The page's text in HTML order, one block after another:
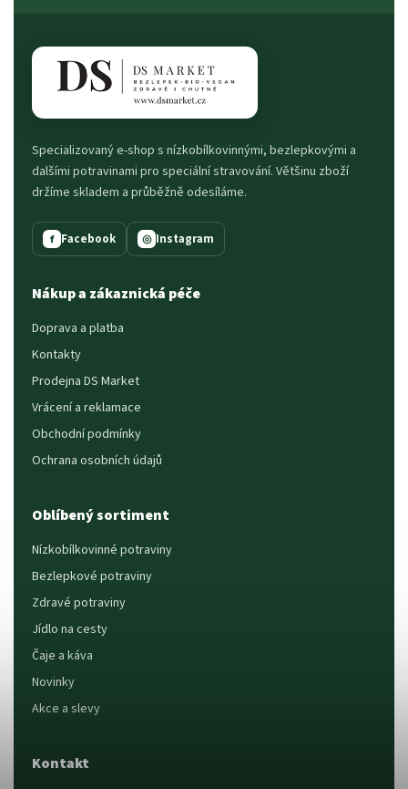
Specializovaný e-shop s nízkobílkovinnými, bezlepkovými a
dalšími potravinami pro speciální stravování. Většinu zboží
držíme skladem a průběžně odesíláme.
f Facebook ◎ Instagram
Nákup a zákaznická péče
Doprava a platba
Kontakty
Prodejna DS Market
Vrácení a reklamace
Obchodní podmínky
Ochrana osobních údajů
Oblíbený sortiment
Nízkobílkovinné potraviny
Bezlepkové potraviny
Zdravé potraviny
Jídlo na cesty
Čaje a káva
Novinky
Akce a slevy
Kontakt